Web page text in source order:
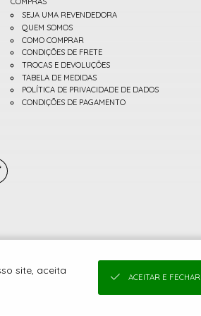
SEJA UMA REVENDEDORA
QUEM SOMOS
COMO COMPRAR
CONDIÇÕES DE FRETE
TROCAS E DEVOLUÇÕES
TABELA DE MEDIDAS
POLÍTICA DE PRIVACIDADE DE DADOS
CONDIÇÕES DE PAGAMENTO
site, aceita
ACEITAR E FECHAR